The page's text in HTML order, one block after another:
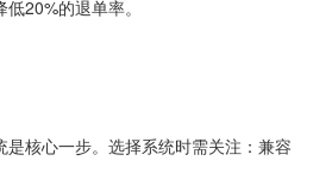
20%的退单率。
核心一步。选择系统时需关注：兼容